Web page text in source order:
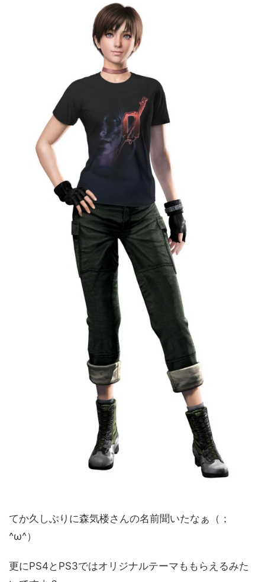
てか久しぶりに森気楼さんの名前聞いたなぁ（；
^ω^）
更にPS4とPS3ではオリジナルテーマももらえるみた